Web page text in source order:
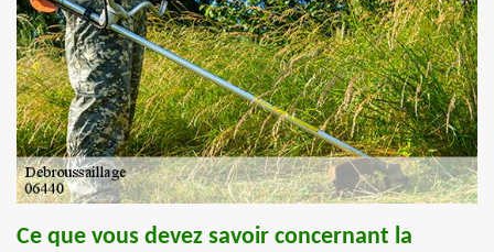
Ce que vous devez savoir concernant la